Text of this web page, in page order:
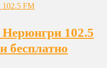
102.5
бесплатно